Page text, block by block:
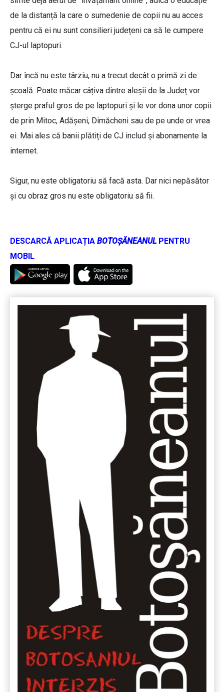
de la distanță la care o sumedenie de copii nu au acces
pentru că ei nu sunt consilieri județeni ca să le cumpere
CJ-ul laptopuri.
Dar încă nu este târziu, nu a trecut decât o primă zi de
școală. Poate măcar câțiva dintre aleșii de la Județ vor
șterge praful gros de pe laptopuri și le vor dona unor copii
de prin Mitoc, Adășeni, Dimăcheni sau de pe unde or vrea
ei. Mai ales că banii plătiți de CJ includ și abonamente la
internet.
Sigur, nu este obligatoriu să facă asta. Dar nici nepăsător
și cu obraz gros nu este obligatoriu să fii.
DESCARCĂ APLICAȚIA BOTOȘĂNEANUL PENTRU
MOBIL